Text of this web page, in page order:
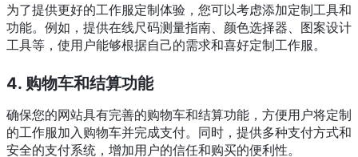
为了提供更好的工作服定制体验，您可以考虑添加定制工具和
功能。例如，提供在线尺码测量指南、颜色选择器、图案设计
工具等，使用户能够根据自己的需求和喜好定制工作服。
4. 购物车和结算功能
确保您的网站具有完善的购物车和结算功能，方便用户将定制
的工作服加入购物车并完成支付。同时，提供多种支付方式和
安全的支付系统，增加用户的信任和购买的便利性。